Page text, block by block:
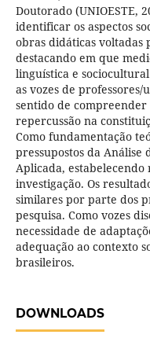
Doutorado (UNIOESTE,
identificar os aspectos
obras didáticas voltadas
destacando em que
linguística e
as vozes de
sentido de compreender
repercussão na
Como fundamentação
pressupostos da Análise
Aplicada, estabelecendo
investigação. Os
similares por parte dos
pesquisa. Como vozes
necessidade de
adequação ao contexto
brasileiros.
DOWNLOADS